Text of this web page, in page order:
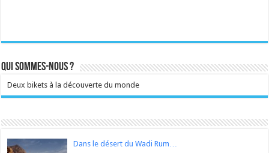
Qui sommes-nous ?
Deux bikets à la découverte du monde
Dans le désert du Wadi Rum…